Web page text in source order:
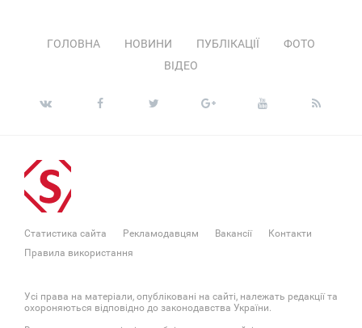
ГОЛОВНА НОВИНИ ПУБЛІКАЦІЇ
ФОТО
ВІДЕО
Статистика сайта Рекламодавцям Вакансії
Контакти
Правила використання
Усі права на матеріали, опубліковані на сайті, належать редакції та
охороняються відповідно до законодавства України.